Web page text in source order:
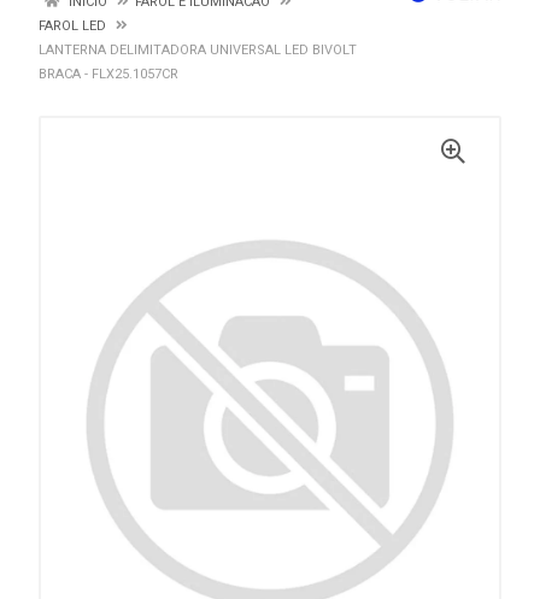
FAROL LED
LANTERNA DELIMITADORA UNIVERSAL LED BIVOLT
BRACA - FLX25.1057CR